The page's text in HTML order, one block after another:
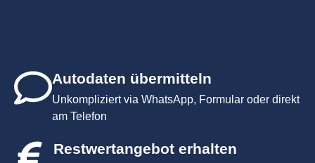
Autodaten übermitteln
Unkompliziert via WhatsApp, Formular oder direkt
am Telefon
Restwertangebot erhalten